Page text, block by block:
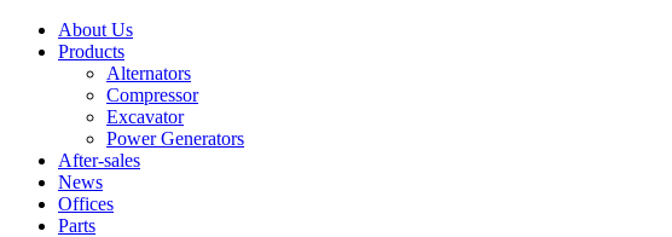
About Us
Products
Alternators
Compressor
Excavator
Power Generators
After-sales
News
Offices
Parts